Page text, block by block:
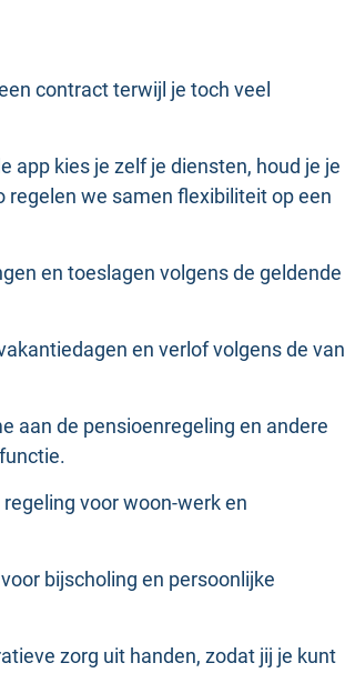
contract terwijl je toch veel
app kies je zelf je diensten, houd je je
regelen we samen flexibiliteit op een
en toeslagen volgens de geldende
en verlof volgens de van
aan de pensioenregeling en andere
voor woon-werk en
bijscholing en persoonlijke
zorg uit handen, zodat jij je kunt